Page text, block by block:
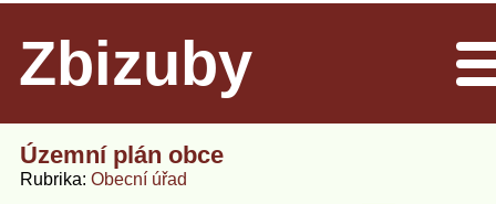
Zbizuby
Územní plán obce
Rubrika Obecní úřad